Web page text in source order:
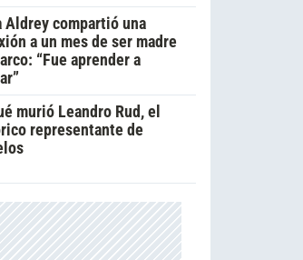
Aldrey compartió una
a un mes de ser madre
“Fue aprender a
murió Leandro Rud, el
representante de